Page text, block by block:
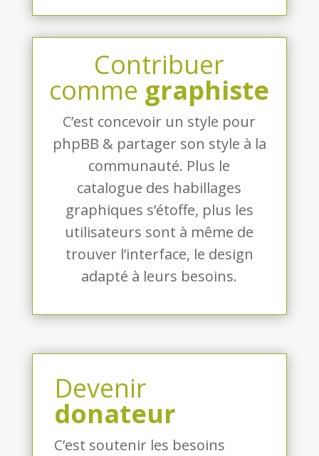
Contribuer
comme graphiste
C’est concevoir un style pour
phpBB & partager son style à la
communauté. Plus le
catalogue des habillages
graphiques s’étoffe, plus les
utilisateurs sont à même de
trouver l’interface, le design
adapté à leurs besoins.
Devenir
donateur
C’est soutenir les besoins